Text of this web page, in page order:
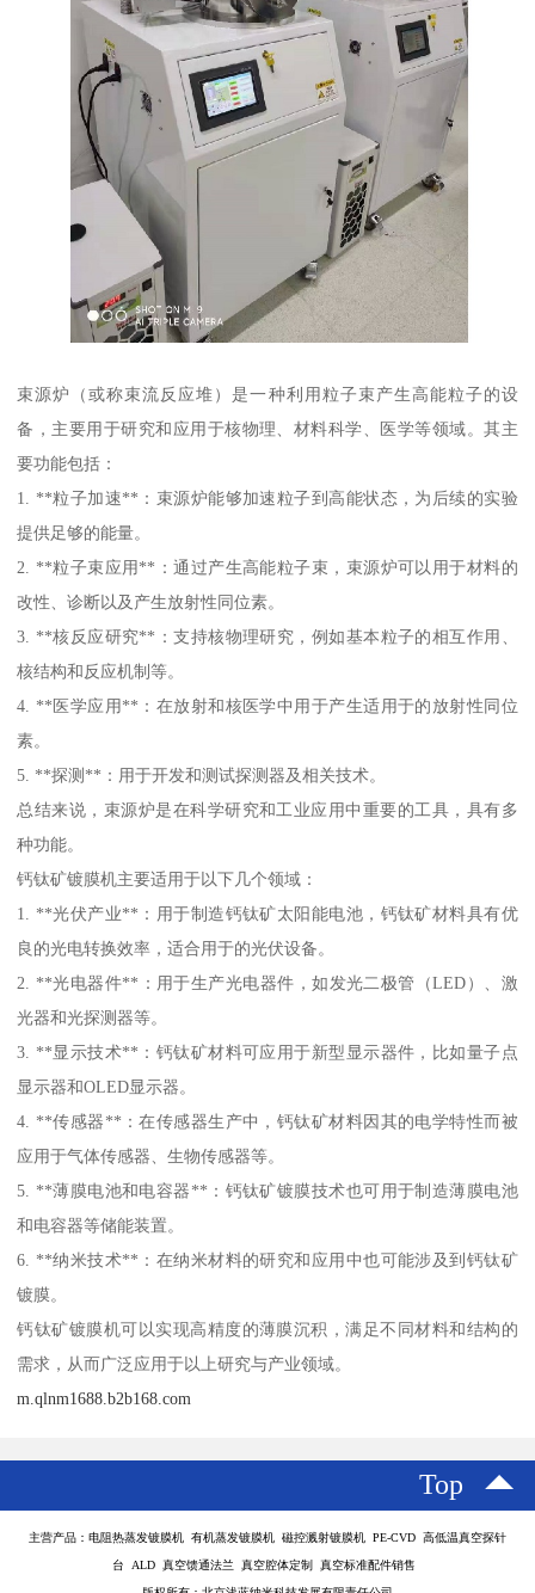
束源炉（或称束流反应堆）是一种利用粒子束产生高能粒子的设
备，主要用于研究和应用于核物理、材料科学、医学等领域。其主
要功能包括：
1. **粒子加速**：束源炉能够加速粒子到高能状态，为后续的实验
提供足够的能量。
2. **粒子束应用**：通过产生高能粒子束，束源炉可以用于材料的
改性、诊断以及产生放射性同位素。
3. **核反应研究**：支持核物理研究，例如基本粒子的相互作用、
核结构和反应机制等。
4. **医学应用**：在放射和核医学中用于产生适用于的放射性同位
素。
5. **探测**：用于开发和测试探测器及相关技术。
总结来说，束源炉是在科学研究和工业应用中重要的工具，具有多
种功能。
钙钛矿镀膜机主要适用于以下几个领域：
1. **光伏产业**：用于制造钙钛矿太阳能电池，钙钛矿材料具有优
良的光电转换效率，适合用于的光伏设备。
2. **光电器件**：用于生产光电器件，如发光二极管（LED）、激
光器和光探测器等。
3. **显示技术**：钙钛矿材料可应用于新型显示器件，比如量子点
显示器和OLED显示器。
4. **传感器**：在传感器生产中，钙钛矿材料因其的电学特性而被
应用于气体传感器、生物传感器等。
5. **薄膜电池和电容器**：钙钛矿镀膜技术也可用于制造薄膜电池
和电容器等储能装置。
6. **纳米技术**：在纳米材料的研究和应用中也可能涉及到钙钛矿
镀膜。
钙钛矿镀膜机可以实现高精度的薄膜沉积，满足不同材料和结构的
需求，从而广泛应用于以上研究与产业领域。
m.qlnm1688.b2b168.com
Top
主营产品：电阻热蒸发镀膜机 有机蒸发镀膜机 磁控溅射镀膜机 PE-CVD 高低温真空探针
台 ALD 真空馈通法兰 真空腔体定制 真空标准配件销售